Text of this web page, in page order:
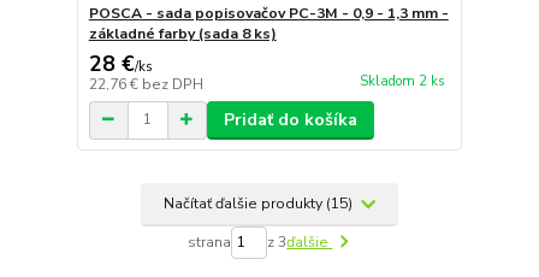
POSCA - sada popisovačov PC-3M - 0,9 - 1,3 mm -
základné farby (sada 8 ks)
28 €/ks
22,76 € bez DPH Skladom 2 ks
Pridať do košíka
Načítať ďalšie produkty (15)
strana z 3ďalšie